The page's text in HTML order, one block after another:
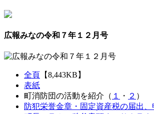
広報みなの令和７年１２月号
全頁 【8,443KB】
表紙
町消防団の活動を紹介（ １ ・ ２ ）
防犯栄誉金章・固定資産税の届出